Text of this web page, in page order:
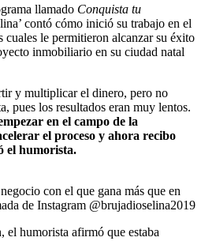
llamado Conquista tu
contó cómo inició su trabajo en el
cuales le permitieron alcanzar su éxito
inmobiliario en su ciudad natal
y multiplicar el dinero, pero no
pues los resultados eran muy lentos.
en el campo de la
el proceso y ahora recibo
el humorista.
con el que gana más que en
de Instagram @brujadioselina2019
el humorista afirmó que estaba